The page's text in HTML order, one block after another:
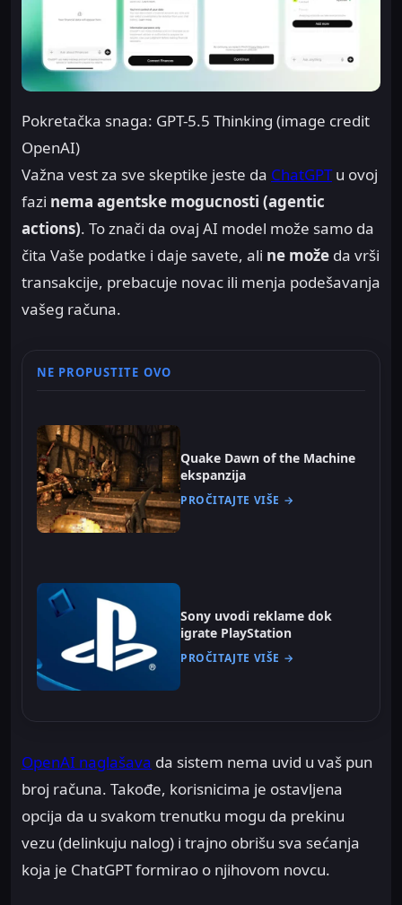
Pokretačka snaga: GPT-5.5 Thinking (image credit
OpenAI)
Važna vest za sve skeptike jeste da ChatGPTu ovoj
fazi nema agentske mogucnosti (agentic
actions). To znači da ovaj AI model može samo da
čita Vaše podatke i daje savete, ali ne može da vrši
transakcije, prebacuje novac ili menja podešavanja
vašeg računa.
NE PROPUSTITE OVO
Quake Dawn of the Machine
ekspanzija
PROČITAJTE VIŠE →
Sony uvodi reklame dok
igrate PlayStation
PROČITAJTE VIŠE →
OpenAI naglašava da sistem nema uvid u vaš pun
broj računa. Takođe, korisnicima je ostavljena
opcija da u svakom trenutku mogu da prekinu
vezu (delinkuju nalog) i trajno obrišu sva sećanja
koja je ChatGPT formirao o njihovom novcu.